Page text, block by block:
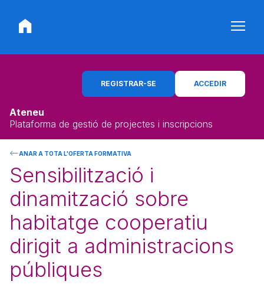
Ateneu
Plataforma de gestió de projectes i inscripcions
REGISTRAR-SE ACCEDIR
ANAR A TOTA L'OFERTA FORMATIVA
Sensibilització i
dinamització sobre
habitatge cooperatiu
dirigit a administracions
públiques